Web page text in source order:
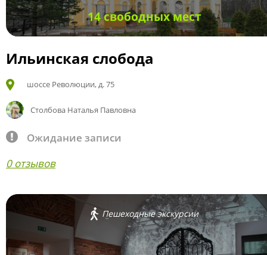
14 свободных мест
Ильинская слобода
шоссе Революции, д. 75
Столбова Наталья Павловна
Ожидание записи
0 отзывов
Пешеходные экскурсии